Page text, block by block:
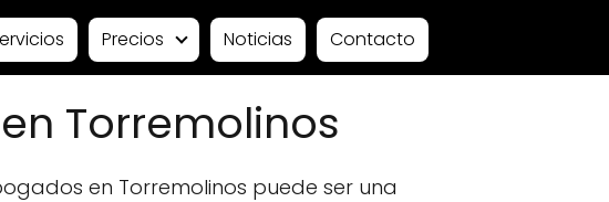
Precios Noticias Contacto
Torremolinos
en Torremolinos puede ser una